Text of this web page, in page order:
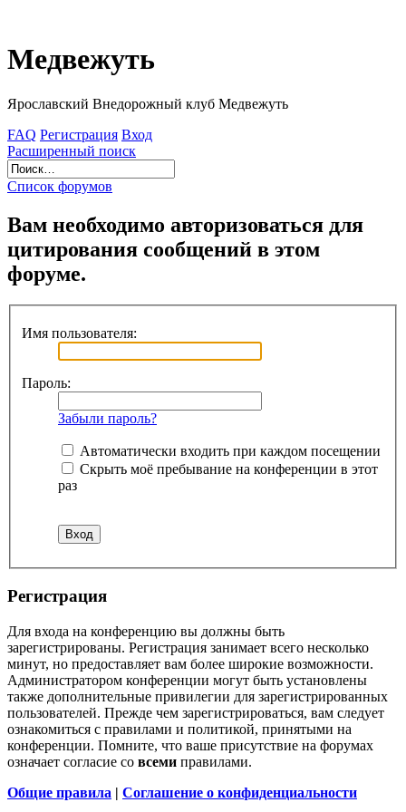
Медвежуть
Ярославский Внедорожный клуб Медвежуть
FAQ Регистрация Вход
Расширенный поиск
Список форумов
Вам необходимо авторизоваться для
цитирования сообщений в этом
форуме.
Имя пользователя:
Пароль:
Забыли пароль?
Автоматически входить при каждом посещении
Скрыть моё пребывание на конференции в этот
раз
Регистрация
Для входа на конференцию вы должны быть
зарегистрированы. Регистрация занимает всего несколько
минут, но предоставляет вам более широкие возможности.
Администратором конференции могут быть установлены
также дополнительные привилегии для зарегистрированных
пользователей. Прежде чем зарегистрироваться, вам следует
ознакомиться с правилами и политикой, принятыми на
конференции. Помните, что ваше присутствие на форумах
означает согласие со всеми правилами.
Общие правила | Соглашение о конфиденциальности